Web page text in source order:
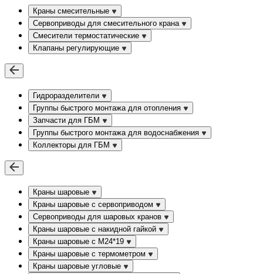
Краны смесительные
Сервоприводы для смесительного крана
Смесители термостатические
Клапаны регулирующие
Гидроразделители
Группы быстрого монтажа для отопления
Запчасти для ГБМ
Группы быстрого монтажа для водоснабжения
Коллекторы для ГБМ
Краны шаровые
Краны шаровые с сервоприводом
Сервоприводы для шаровых кранов
Краны шаровые с накидной гайкой
Краны шаровые с М24*19
Краны шаровые с термометром
Краны шаровые угловые